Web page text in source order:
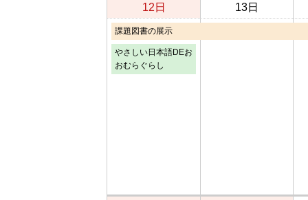
12日 13日
課題図書の展示
やさしい日本語DEお
おむらぐらし